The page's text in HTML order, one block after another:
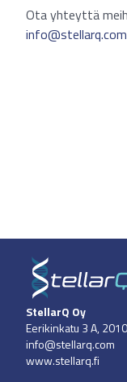
Ota yhteyttä
info@stellarq.com
StellarQ Oy
Eerikinkatu 3 A,
info@stellarq.com
www.stellarq.fi